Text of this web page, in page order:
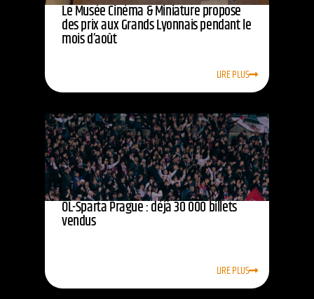
Le Musée Cinéma & Miniature propose
des prix aux Grands Lyonnais pendant le
mois d’août
LIRE PLUS
OL-Sparta Prague : déjà 30 000 billets
vendus
LIRE PLUS